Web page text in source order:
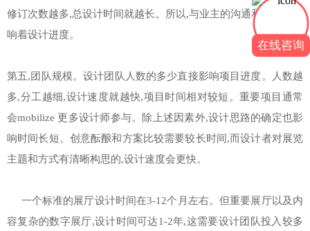
修订次数越多,总设计时间就越长。所以,与业主的沟通和确认也影
响着设计进度。
第五,团队规模。设计团队人数的多少直接影响项目进度。人数越
多,分工越细,设计速度就越快,项目时间相对较短。重要项目通常
会mobilize 更多设计师参与。除上述因素外,设计思路的确定也影
响时间长短。创意酝酿和方案比较需要较长时间,而设计者对展览
主题和方式有清晰构思的,设计速度会更快。
一个标准的展厅设计时间在3-12个月左右。但重要展厅以及内
容复杂的数字展厅,设计时间可达1-2年,这需要设计团队投入较多
在线咨询